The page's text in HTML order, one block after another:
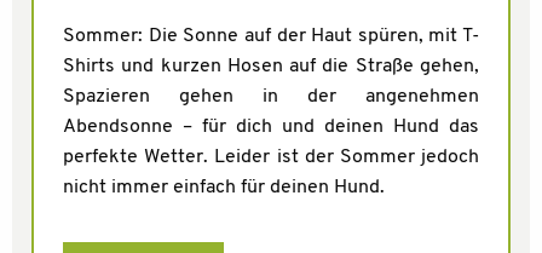
Sommer: Die Sonne auf der Haut spüren, mit T-
Shirts und kurzen Hosen auf die Straße gehen,
Spazieren gehen in der angenehmen
Abendsonne – für dich und deinen Hund das
perfekte Wetter. Leider ist der Sommer jedoch
nicht immer einfach für deinen Hund.